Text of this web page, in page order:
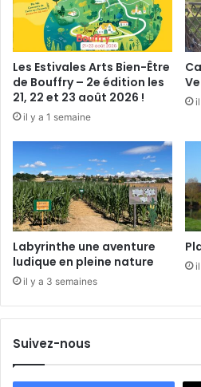
n
t
g
?
Les Estivales Arts Bien-Être
de Bouffry – 2e édition les
21, 22 et 23 août 2026 !
il y a 1 semaine
Labyrinthe une aventure
ludique en pleine nature
il y a 3 semaines
Suivez-nous